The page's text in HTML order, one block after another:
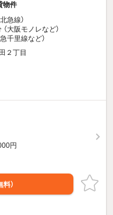
物件
急線）
（大阪モノレなど）
急千里線など）
２丁目
円
料）